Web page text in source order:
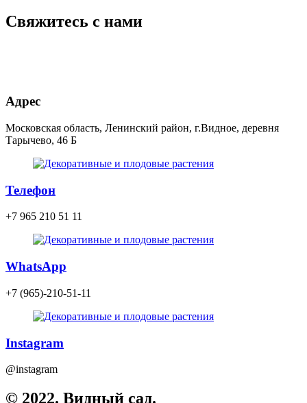
Свяжитесь с нами
Адрес
Московская область, Ленинский район, г.Видное, деревня
Тарычево, 46 Б
Телефон
+7 965 210 51 11
WhatsApp
+7 (965)-210-51-11
Instagram
@instagram
© 2022. Видный сад.